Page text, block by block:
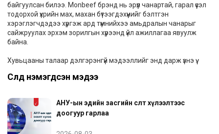
байгуулсан билээ. Monbeef брэнд нь эрүүл чанартай, гарал үүсэл
тодорхой үхрийн мах, махан бүтээгдэхүүнийг бэлтгэн
хэрэглэгчдэдээ хүргэж ард түмнийхээ амьдралын чанарыг
сайжруулах эрхэм зорилгын хүрээнд үйл ажиллагаа явуулж
байна.
Хувьцааны талаар дэлгэрэнгүй мэдээллийгэнд дарж үзнэ үү.
Сүүлд нэмэгдсэн мэдээ
АНУ-ын эдийн засгийн өсөлт хүлээлтээс
доогуур гарлаа